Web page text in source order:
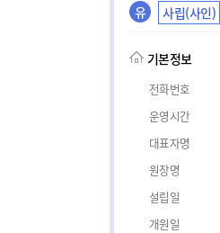
유 사립(사인)
기본정보
전화번호
운영시간
대표자명
원장명
설립일
개원일